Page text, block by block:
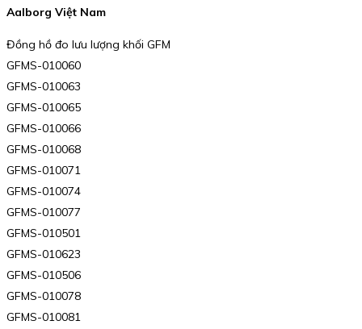
Aalborg Việt Nam
Đồng hồ đo lưu lượng khối GFM
GFMS-010060
GFMS-010063
GFMS-010065
GFMS-010066
GFMS-010068
GFMS-010071
GFMS-010074
GFMS-010077
GFMS-010501
GFMS-010623
GFMS-010506
GFMS-010078
GFMS-010081